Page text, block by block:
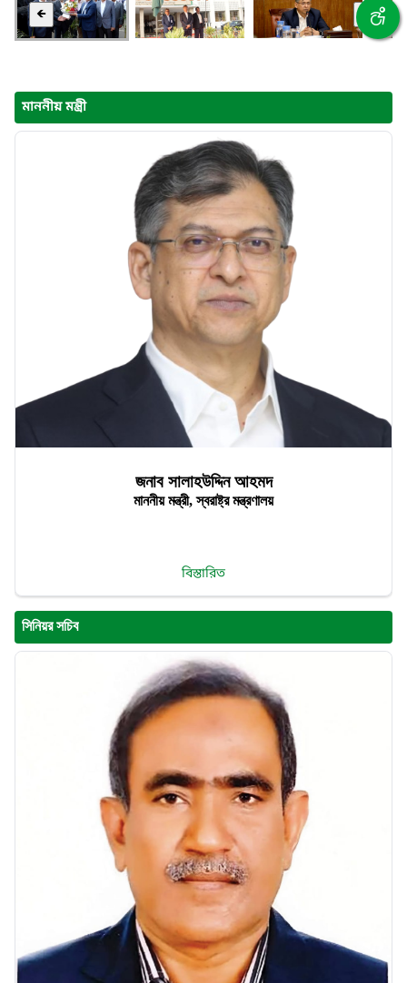
🡸
মাননীয় মন্ত্রী
জনাব সালাহউদ্দিন আহমদ
মাননীয় মন্ত্রী, স্বরাষ্ট্র মন্ত্রণালয়
বিস্তারিত
সিনিয়র সচিব